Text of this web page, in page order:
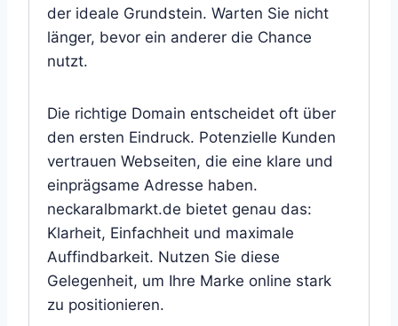
der ideale Grundstein. Warten Sie nicht
länger, bevor ein anderer die Chance
nutzt.
Die richtige Domain entscheidet oft über
den ersten Eindruck. Potenzielle Kunden
vertrauen Webseiten, die eine klare und
einprägsame Adresse haben.
neckaralbmarkt.de bietet genau das:
Klarheit, Einfachheit und maximale
Auffindbarkeit. Nutzen Sie diese
Gelegenheit, um Ihre Marke online stark
zu positionieren.